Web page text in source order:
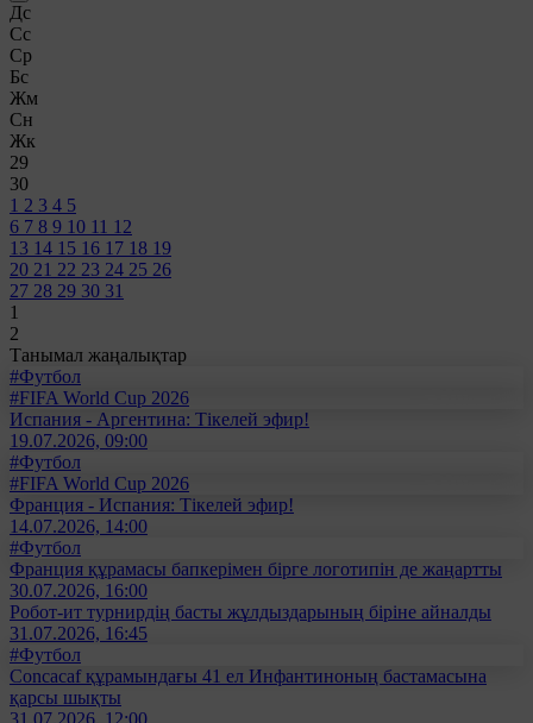
Дс
Сс
Ср
Бс
Жм
Сн
Жк
29
30
1 2 3 4 5
6 7 8 9 10 11 12
13 14 15 16 17 18 19
20 21 22 23 24 25 26
27 28 29 30 31
1
2
Танымал жаңалықтар
#Футбол
#FIFA World Cup 2026
Испания - Аргентина: Тікелей эфир!
19.07.2026, 09:00
#Футбол
#FIFA World Cup 2026
Франция - Испания: Тікелей эфир!
14.07.2026, 14:00
#Футбол
Франция құрамасы бапкерімен бірге логотипін де жаңартты
30.07.2026, 16:00
Робот-ит турнирдің басты жұлдыздарының біріне айналды
31.07.2026, 16:45
#Футбол
Concacaf құрамындағы 41 ел Инфантиноның бастамасына
қарсы шықты
31.07.2026, 12:00